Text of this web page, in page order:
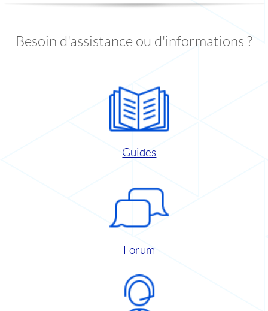
Besoin d'assistance ou d'informations ?
Guides
Forum